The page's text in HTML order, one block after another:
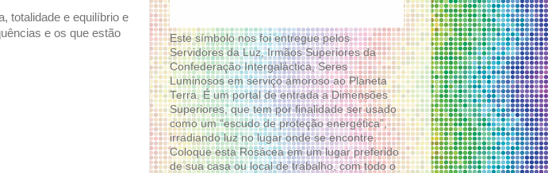
totalidade e equilíbrio e
e os que estão
Este símbolo nos foi entregue pelos
Servidores da Luz, Irmãos Superiores da
Confederação Intergaláctica, Seres
Luminosos em serviço amoroso ao Planeta
Terra. É um portal de entrada a Dimensões
Superiores, que tem por finalidade ser usado
como um “escudo de proteção energética”,
irradiando luz no lugar onde se encontre.
Coloque esta Rosácea em um lugar preferido
de sua casa ou local de trabalho, com todo o